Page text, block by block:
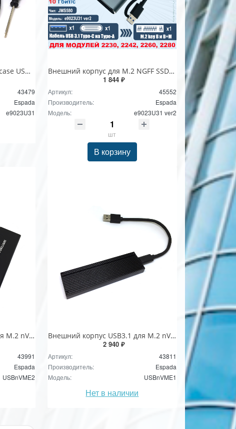
Переходники SSD external case USB3.1 to M.2(NGFF), e9023U31, Espada
43479
Espada
e9023U31
Внешний корпуc для M.2 NGFF SSD USB 3.2 Gen 2x1 - M.2 key B, B+M до 10 Гбит/c чип JMS580, модель e9023U31 ver2 Espada
1 844 ₽
Артикул:
45552
Производитель:
Espada
Модель:
e9023U31 ver2
шт
В корзину
Внешний корпуc USB3.1 для M.2 nVME SSD, key M, модель USBnVME2, Espada
43991
Espada
USBnVME2
Внешний корпуc USB3.1 для M.2 nVME SSD, key M, модель USBnVME1, Espada /external case
2 940 ₽
Артикул:
43811
Производитель:
Espada
Модель:
USBnVME1
Нет в наличии